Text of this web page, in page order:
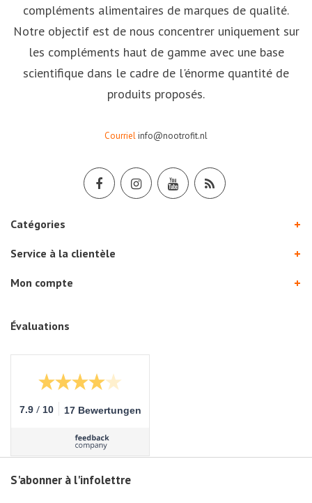
compléments alimentaires de marques de qualité.
Notre objectif est de nous concentrer uniquement sur
les compléments haut de gamme avec une base
scientifique dans le cadre de l'énorme quantité de
produits proposés.
Courrielinfo@nootrofit.nl
Catégories
Service à la clientèle
Mon compte
Évaluations
7.9 / 10 17 Bewertungen
S'abonner à l'infolettre